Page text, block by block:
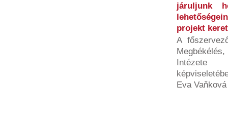
járuljunk
projekt
A
Intézete
Eva